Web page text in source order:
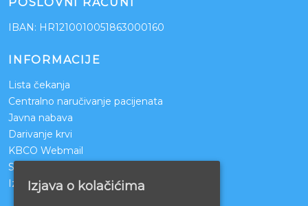
IBAN: HR1210010051863000160
INFORMACIJE
Lista čekanja
Centralno naručivanje pacijenata
Javna nabava
Darivanje krvi
KBCO Webmail
Sestrinstvo KBC Osijek
Izjava o pristupačnosti mrežnih stranica
Izjava o kolačićima